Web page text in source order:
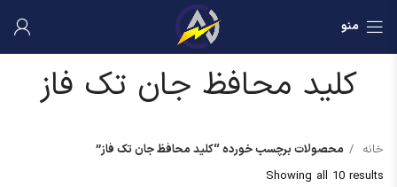
منو
کلید محافظ جان تک فاز
خانه
محصولات برچسب خورده “کلید محافظ جان تک فاز”
Showing all 10 results